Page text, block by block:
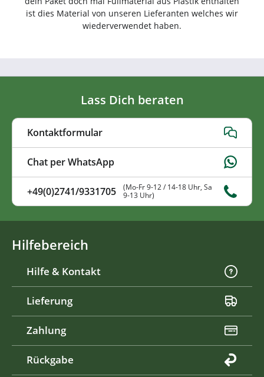
ist dies Material von unseren Lieferanten welches wir
wiederverwendet haben.
Lass Dich beraten
Kontaktformular
Chat per WhatsApp
+49(0)2741/9331705
(Mo-Fr 9-12 / 14-18 Uhr, Sa
9-13 Uhr)
Hilfebereich
Hilfe & Kontakt
Lieferung
Zahlung
Rückgabe